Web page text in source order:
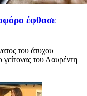
έφθασε
του άτυχου
του Λαυρέντη